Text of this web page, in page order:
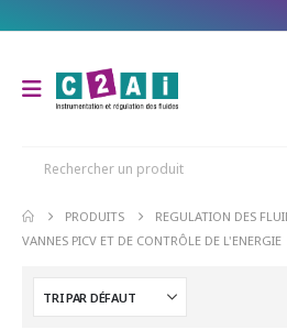
PRODUITS
REGULATION DES
VANNES PICV ET DE CONTRÔLE DE L'ENERGIE